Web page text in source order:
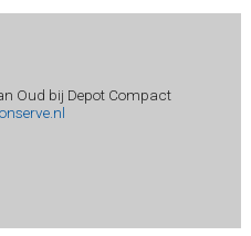
Oud bij Depot Compact